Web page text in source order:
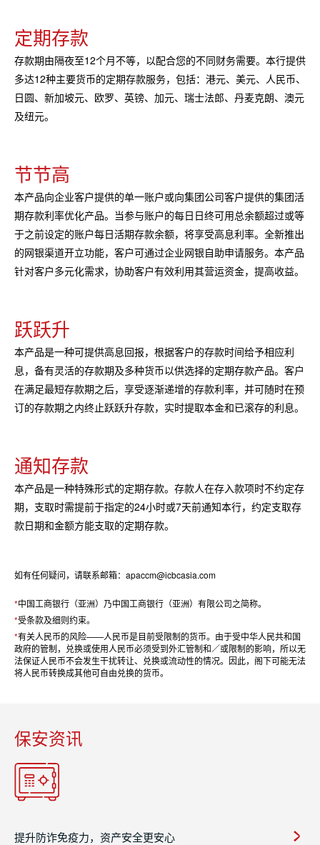
定期存款
存款期由隔夜至12个月不等，以配合您的不同财务需要。本行提供
多达12种主要货币的定期存款服务，包括：港元、美元、人民币、
日圆、新加坡元、欧罗、英镑、加元、瑞士法郎、丹麦克朗、澳元
及纽元。
节节高
本产品向企业客户提供的单一账户或向集团公司客户提供的集团活
期存款利率优化产品。当参与账户的每日日终可用总余额超过或等
于之前设定的账户每日活期存款余额，将享受高息利率。全新推出
的网银渠道开立功能，客户可通过企业网银自助申请服务。本产品
针对客户多元化需求，协助客户有效利用其营运资金，提高收益。
跃跃升
本产品是一种可提供高息回报，根据客户的存款时间给予相应利
息，备有灵活的存款期及多种货币以供选择的定期存款产品。客户
在满足最短存款期之后，享受逐渐递增的存款利率，并可随时在预
订的存款期之内终止跃跃升存款，实时提取本金和已滚存的利息。
通知存款
本产品是一种特殊形式的定期存款。存款人在存入款项时不约定存
期，支取时需提前于指定的24小时或7天前通知本行，约定支取存
款日期和金额方能支取的定期存款。
如有任何疑问，请联系邮箱：apaccm@icbcasia.com
*中国工商银行（亚洲）乃中国工商银行（亚洲）有限公司之简称。
*受条款及细则约束。
*有关人民币的风险——人民币是目前受限制的货币。由于受中华人民共和国
政府的管制，兑换或使用人民币必须受到外汇管制和／或限制的影响，所以无
法保证人民币不会发生干扰转让、兑换或流动性的情况。因此，阁下可能无法
将人民币转换成其他可自由兑换的货币。
保安资讯
提升防诈免疫力，资产安全更安心